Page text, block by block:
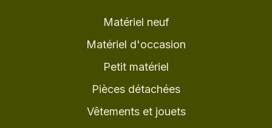
Matériel neuf
Matériel d'occasion
Petit matériel
Pièces détachées
Vêtements et jouets